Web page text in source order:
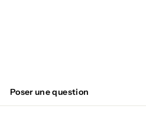
9
5
Poser une question